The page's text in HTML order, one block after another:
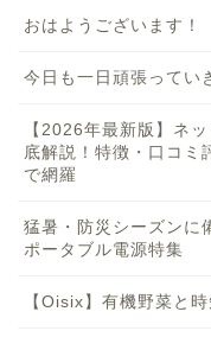
おはようございます！
今日も一日頑張ってい
【2026年最新版】ネ
底解説！特徴・口コミ
で網羅
猛暑・防災シーズンに
ポータブル電源特集
【Oisix】有機野菜と